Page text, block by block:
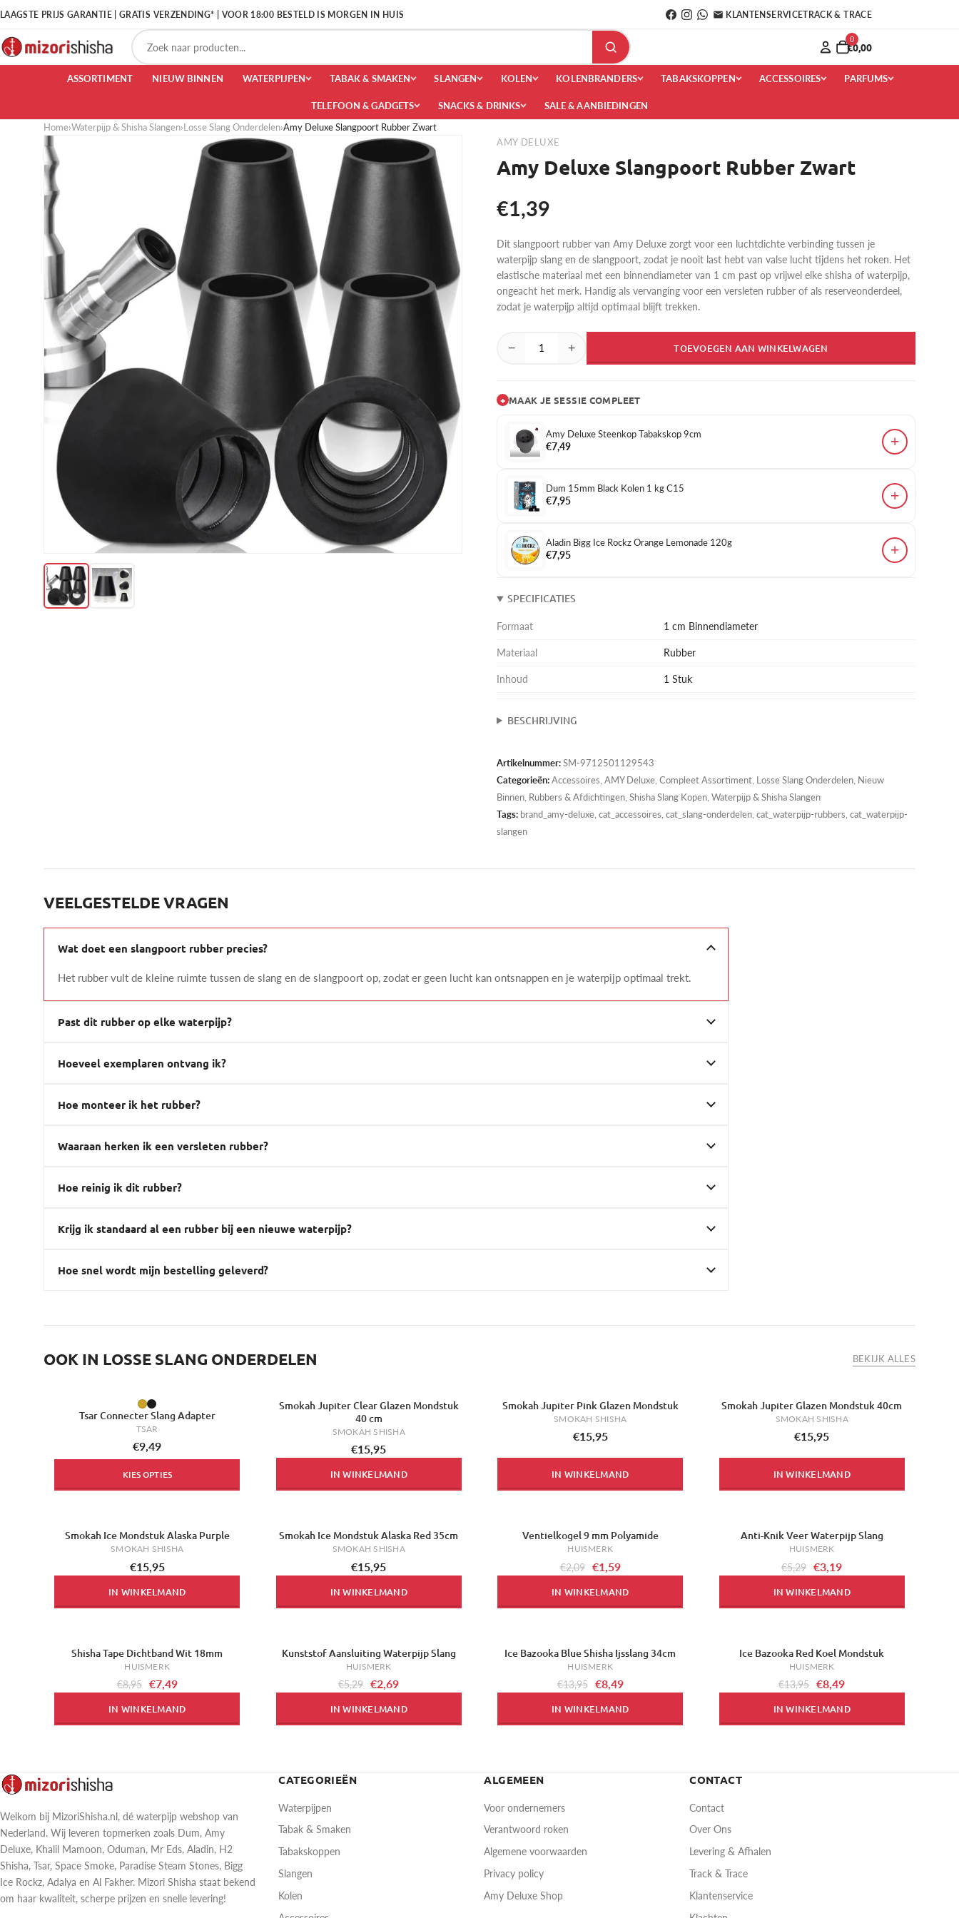
LAAGSTE PRIJS GARANTIE | GRATIS VERZENDING* | VOOR 18:00 BESTELD IS MORGEN IN HUIS KLANTENSERVICETRACK & TRACE
0
€0,00
ASSORTIMENT NIEUW BINNEN WATERPIJPEN TABAK & SMAKEN SLANGEN KOLEN KOLENBRANDERS TABAKSKOPPEN ACCESSOIRES PARFUMS
TELEFOON & GADGETS SNACKS & DRINKS SALE & AANBIEDINGEN
Home›Waterpijp & Shisha Slangen›Losse Slang Onderdelen›Amy Deluxe Slangpoort Rubber Zwart
AMY DELUXE
Amy Deluxe Slangpoort Rubber Zwart
€1,39
Dit slangpoort rubber van Amy Deluxe zorgt voor een luchtdichte verbinding tussen je
waterpijp slang en de slangpoort, zodat je nooit last hebt van valse lucht tijdens het roken. Het
elastische materiaal met een binnendiameter van 1 cm past op vrijwel elke shisha of waterpijp,
ongeacht het merk. Handig als vervanging voor een versleten rubber of als reserveonderdeel,
zodat je waterpijp altijd optimaal blijft trekken.
− + TOEVOEGEN AAN WINKELWAGEN
+ MAAK JE SESSIE COMPLEET
Amy Deluxe Steenkop Tabakskop 9cm
€7,49
+
Dum 15mm Black Kolen 1 kg C15
€7,95
+
Aladin Bigg Ice Rockz Orange Lemonade 120g
€7,95
+
SPECIFICATIES
Formaat 1 cm Binnendiameter
Materiaal Rubber
Inhoud 1 Stuk
BESCHRIJVING
Artikelnummer:SM-9712501129543
Categorieën:Accessoires, AMY Deluxe, Compleet Assortiment, Losse Slang Onderdelen, Nieuw
Binnen, Rubbers & Afdichtingen, Shisha Slang Kopen, Waterpijp & Shisha Slangen
Tags: brand_amy-deluxe, cat_accessoires, cat_slang-onderdelen, cat_waterpijp-rubbers, cat_waterpijp-
slangen
VEELGESTELDE VRAGEN
Wat doet een slangpoort rubber precies?
Het rubber vult de kleine ruimte tussen de slang en de slangpoort op, zodat er geen lucht kan ontsnappen en je waterpijp optimaal trekt.
Past dit rubber op elke waterpijp?
Hoeveel exemplaren ontvang ik?
Hoe monteer ik het rubber?
Waaraan herken ik een versleten rubber?
Hoe reinig ik dit rubber?
Krijg ik standaard al een rubber bij een nieuwe waterpijp?
Hoe snel wordt mijn bestelling geleverd?
OOK IN LOSSE SLANG ONDERDELEN BEKIJK ALLES
Tsar Connecter Slang Adapter
TSAR
€9,49
KIES OPTIES
Smokah Jupiter Clear Glazen Mondstuk
40 cm
SMOKAH SHISHA
€15,95
IN WINKELMAND
Smokah Jupiter Pink Glazen Mondstuk
SMOKAH SHISHA
€15,95
IN WINKELMAND
Smokah Jupiter Glazen Mondstuk 40cm
SMOKAH SHISHA
€15,95
IN WINKELMAND
Smokah Ice Mondstuk Alaska Purple
SMOKAH SHISHA
€15,95
IN WINKELMAND
Smokah Ice Mondstuk Alaska Red 35cm
SMOKAH SHISHA
€15,95
IN WINKELMAND
Ventielkogel 9 mm Polyamide
HUISMERK
€2,09 €1,59
IN WINKELMAND
Anti-Knik Veer Waterpijp Slang
HUISMERK
€5,29 €3,19
IN WINKELMAND
-16%Shisha Tape Dichtband Wit 18mm
HUISMERK
€8,95 €7,49
IN WINKELMAND
-49%
Kunststof Aansluiting Waterpijp Slang
HUISMERK
€5,29 €2,69
IN WINKELMAND
-39%
Ice Bazooka Blue Shisha Ijsslang 34cm
HUISMERK
€13,95 €8,49
IN WINKELMAND
-39%Ice Bazooka Red Koel Mondstuk
HUISMERK
€13,95 €8,49
IN WINKELMAND
CATEGORIEËN
Waterpijpen
Tabak & Smaken
Tabakskoppen
Slangen
Kolen
ALGEMEEN
Voor ondernemers
Verantwoord roken
Algemene voorwaarden
Privacy policy
Amy Deluxe Shop
CONTACT
Contact
Over Ons
Levering & Afhalen
Track & Trace
Klantenservice
Welkom bij MizoriShisha.nl, dé waterpijp webshop van
Nederland. Wij leveren topmerken zoals Dum, Amy
Deluxe, Khalil Mamoon, Oduman, Mr Eds, Aladin, H2
Shisha, Tsar, Space Smoke, Paradise Steam Stones, Bigg
Ice Rockz, Adalya en Al Fakher. Mizori Shisha staat bekend
om haar kwaliteit, scherpe prijzen en snelle levering!